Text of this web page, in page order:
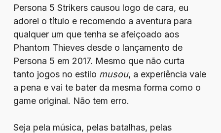
Persona 5 Strikers causou logo de cara, eu
adorei o título e recomendo a aventura para
qualquer um que tenha se afeiçoado aos
Phantom Thieves desde o lançamento de
Persona 5 em 2017. Mesmo que não curta
tanto jogos no estilo musou, a experiência vale
a pena e vai te bater da mesma forma como o
game original. Não tem erro.
Seja pela música, pelas batalhas, pelas